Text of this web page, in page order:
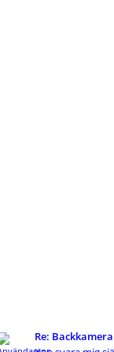
Re: